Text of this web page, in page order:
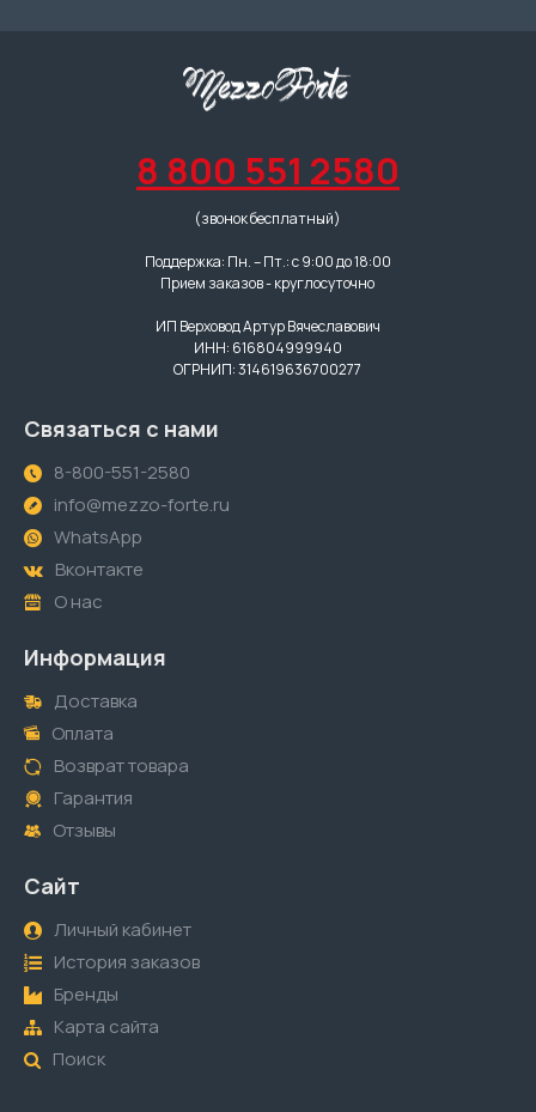
8 800 551 2580
(звонок бесплатный)
Поддержка: Пн. – Пт.: с 9:00 до 18:00
Прием заказов - круглосуточно
ИП Верховод Артур Вячеславович
ИНН: 616804999940
ОГРНИП: 314619636700277
Связаться с нами
8-800-551-2580
info@mezzo-forte.ru
WhatsApp
Вконтакте
О нас
Информация
Доставка
Оплата
Возврат товара
Гарантия
Отзывы
Сайт
Личный кабинет
История заказов
Бренды
Карта сайта
Поиск